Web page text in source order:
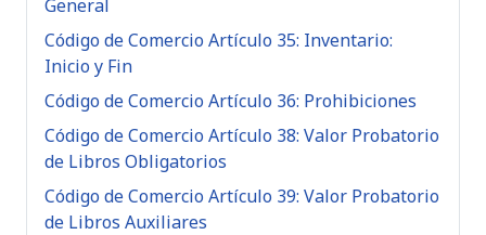
General
Código de Comercio Artículo 35: Inventario:
Inicio y Fin
Código de Comercio Artículo 36: Prohibiciones
Código de Comercio Artículo 38: Valor Probatorio
de Libros Obligatorios
Código de Comercio Artículo 39: Valor Probatorio
de Libros Auxiliares